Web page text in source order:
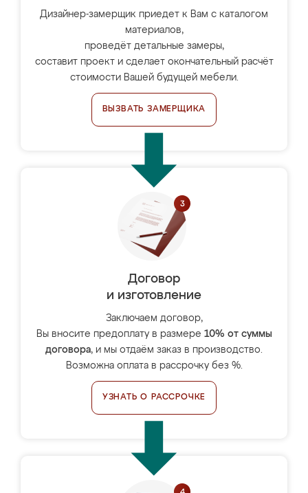
Дизайнер-замерщик приедет к Вам с каталогом
материалов,
проведёт детальные замеры,
составит проект и сделает окончательный расчёт
стоимости Вашей будущей мебели.
ВЫЗВАТЬ ЗАМЕРЩИКА
Договор
и изготовление
Заключаем договор,
Вы вносите предоплату в размере 10% от суммы
договора, и мы отдаём заказ в производство.
Возможна оплата в рассрочку без %.
УЗНАТЬ О РАССРОЧКЕ